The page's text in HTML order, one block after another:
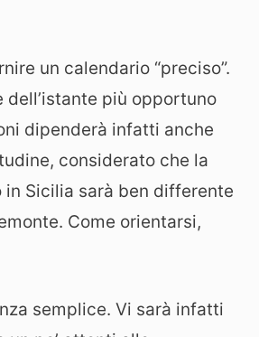
un calendario “preciso”.
dell’istante più opportuno
dipenderà infatti anche
considerato che la
in Sicilia sarà ben differente
Come orientarsi,
semplice. Vi sarà infatti